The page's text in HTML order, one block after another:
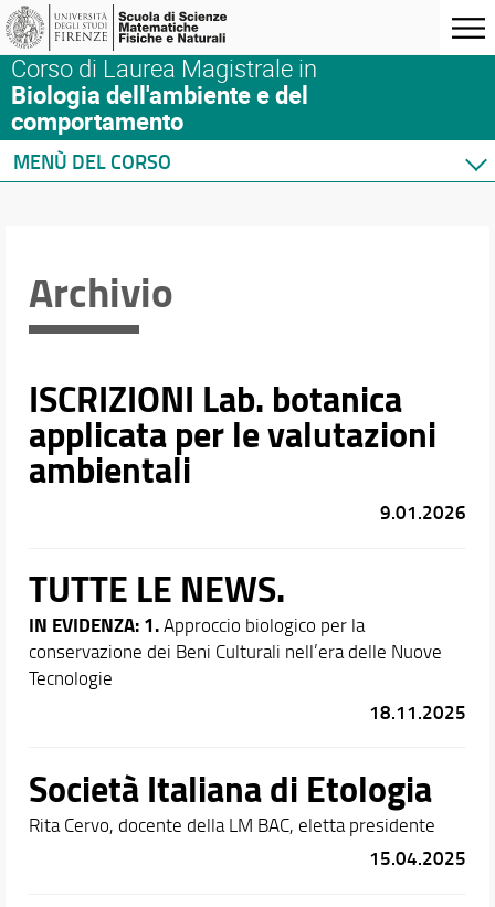
Corso di Laurea Magistrale in
Biologia dell'ambiente e del
comportamento
MENÙ DEL CORSO
Docenti
Orario e calendari
Archivio
ISCRIZIONI Lab. botanica
applicata per le valutazioni
ambientali
9.01.2026
TUTTE LE NEWS.
IN EVIDENZA: 1.Approccio biologico per la
conservazione dei Beni Culturali nell’era delle Nuove
Tecnologie
18.11.2025
Società Italiana di Etologia
Rita Cervo, docente della LM BAC, eletta presidente
15.04.2025